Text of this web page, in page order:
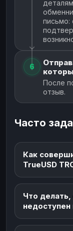
письмо:
6
После
отзыв.
Часто
Как
TrueUSD
Что
недоступен